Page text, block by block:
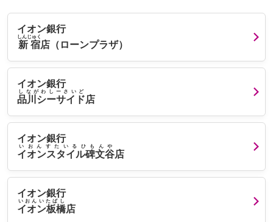
イオン銀行
新宿
しんじゅく
店（ローンプラザ）
イオン銀行
品川シーサイド
しながわしーさいど
店
イオン銀行
イオンスタイル碑文谷
いおんすたいるひもんや
店
イオン銀行
イオン板橋
いおんいたばし
店